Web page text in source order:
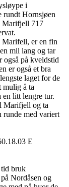
i
rundt Hornsjøen
Marifjell 717
Marifell, er en fin
mil lang og tar
også på kveldstid
er også et bra
laget for de
mulig å ta
litt lengre tur.
Marifjell og ta
runde med variert
E
tid bruk
Nordåsen og